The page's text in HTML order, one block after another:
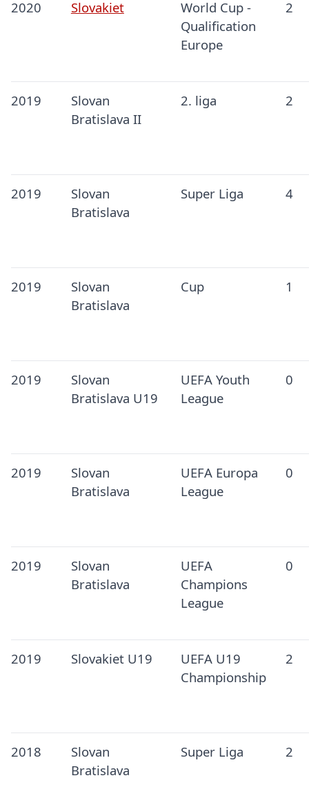
2020 Slovakiet
World Cup -
Qualification
Europe
2
2019
Slovan
Bratislava II
2. liga 2
2019
Slovan
Bratislava
Super Liga 4
2019
Slovan
Bratislava
Cup 1
2019
Slovan
Bratislava U19
UEFA Youth
League
0
2019
Slovan
Bratislava
UEFA Europa
League
0
2019
Slovan
Bratislava
UEFA
Champions
League
0
2019 Slovakiet U19
UEFA U19
Championship
2
2018
Slovan
Bratislava
Super Liga 2